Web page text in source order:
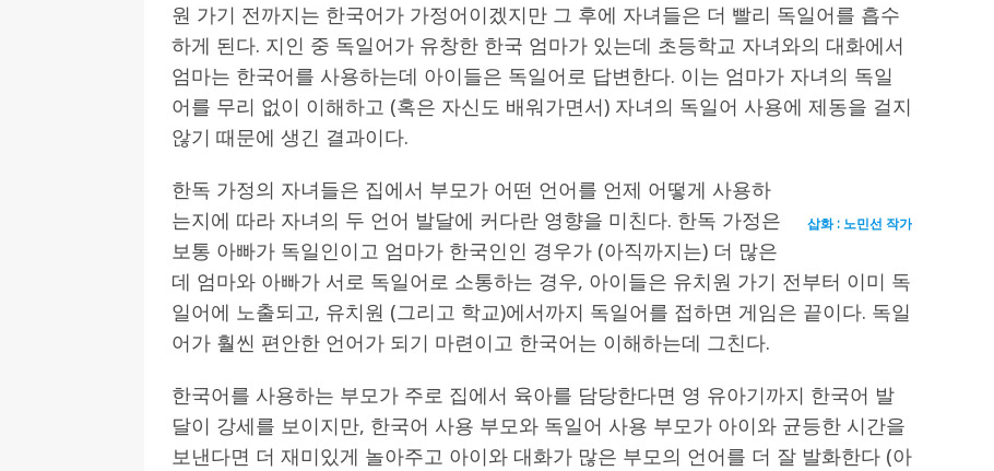
원 가기 전까지는 한국어가 가정어이겠지만 그 후에 자녀들은 더 빨리 독일어를 흡수
하게 된다. 지인 중 독일어가 유창한 한국 엄마가 있는데 초등학교 자녀와의 대화에서
엄마는 한국어를 사용하는데 아이들은 독일어로 답변한다. 이는 엄마가 자녀의 독일
어를 무리 없이 이해하고 (혹은 자신도 배워가면서) 자녀의 독일어 사용에 제동을 걸지
않기 때문에 생긴 결과이다.
삽화 : 노민선 작가
한독 가정의 자녀들은 집에서 부모가 어떤 언어를 언제 어떻게 사용하
는지에 따라 자녀의 두 언어 발달에 커다란 영향을 미친다. 한독 가정은
보통 아빠가 독일인이고 엄마가 한국인인 경우가 (아직까지는) 더 많은
데 엄마와 아빠가 서로 독일어로 소통하는 경우, 아이들은 유치원 가기 전부터 이미 독
일어에 노출되고, 유치원 (그리고 학교)에서까지 독일어를 접하면 게임은 끝이다. 독일
어가 훨씬 편안한 언어가 되기 마련이고 한국어는 이해하는데 그친다.
한국어를 사용하는 부모가 주로 집에서 육아를 담당한다면 영 유아기까지 한국어 발
달이 강세를 보이지만, 한국어 사용 부모와 독일어 사용 부모가 아이와 균등한 시간을
보낸다면 더 재미있게 놀아주고 아이와 대화가 많은 부모의 언어를 더 잘 발화한다 (아